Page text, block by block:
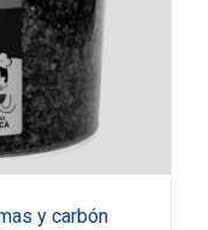
y carbón